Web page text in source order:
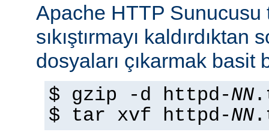
Apache HTTP Sunucusu
sıkıştırmayı
dosyaları çıkarmak basit
$ gzip -d httpd-NN
$ tar xvf httpd-NN